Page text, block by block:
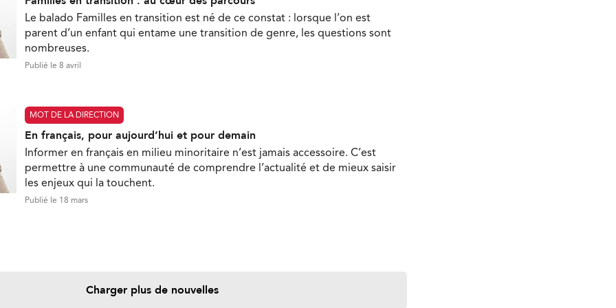
Le balado Familles en transition est né de ce constat : lorsque l’on est
parent d’un enfant qui entame une transition de genre, les questions sont
nombreuses.
Publié le 8 avril
MOT DE LA DIRECTION
En français, pour aujourd’hui et pour demain
Informer en français en milieu minoritaire n’est jamais accessoire. C’est
permettre à une communauté de comprendre l’actualité et de mieux saisir
les enjeux qui la touchent.
Publié le 18 mars
Charger plus de nouvelles